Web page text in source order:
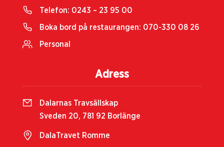
Telefon: 0243 – 23 95 00
Boka bord på restaurangen: 070-330 08 26
Personal
Adress
Dalarnas Travsällskap
Sveden 20, 781 92 Borlänge
DalaTravet Romme